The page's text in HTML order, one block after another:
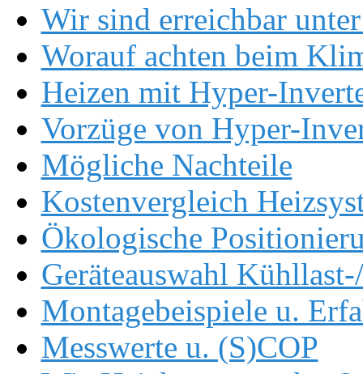
Wir sind erreichbar
Worauf achten beim
Heizen mit Hyper-
Vorzüge von Hyper-
Mögliche Nachteile
Kostenvergleich
Ökologische
Geräteauswahl
Montagebeispiele u.
Messwerte u. (S)COP